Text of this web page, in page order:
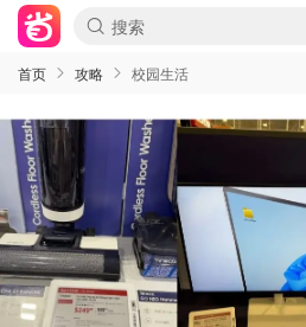
首页 攻略 校园生活